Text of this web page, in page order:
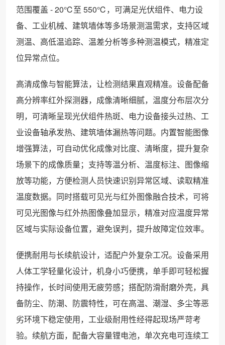
范围覆盖 - 20℃至 550℃，可满足光伏组件、电力设
备、工业机械、建筑墙体等多场景测温需求，支持区域
测温、高低温追踪、温差分析等多种测温模式，精准定
位异常点位。
高清成像与智能算法，让检测结果直观精准。设备配备
高分辨率红外探测器，成像清晰细腻，温度分布层次分
明，可清晰呈现光伏组件热斑、电力设备接头过热、工
业设备轴承发热、建筑墙体漏热等问题。内置智能图像
增强算法，可自动优化成像对比度、清晰度，提升复杂
场景下的成像质量；支持等温分析、温度标注、图像缩
放等功能，方便检测人员快速识别异常区域、读取精准
温度数据。同时搭载可见光与红外图像融合技术，可将
可见光图像与红外热图像叠加显示，精准对应温度异常
区域与实际设备位置，避免误判，提升故障定位效率。
便携耐用与长续航设计，适配户外复杂工况。设备采用
人体工学轻量化设计，机身小巧便携，单手即可轻松握
持操作，长时间使用无疲劳感；搭配防滑耐磨外壳，具
备防尘、防潮、防震特性，可在高温、潮湿、多尘等恶
劣环境下稳定使用，工业级耐用性经得起现场严苛考
验。续航方面，配备大容量锂电池，单次充电可连续工